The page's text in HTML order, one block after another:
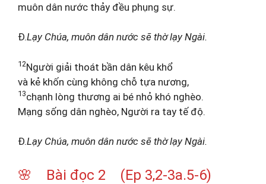
muôn dân nước thảy đều phụng sự.
Đ.Lạy Chúa, muôn dân nước sẽ thờ lạy Ngài.
12Người giải thoát bần dân kêu khổ
và kẻ khốn cùng không chỗ tựa nương,
13chạnh lòng thương ai bé nhỏ khó nghèo.
Mạng sống dân nghèo, Người ra tay tế độ.
Đ.Lạy Chúa, muôn dân nước sẽ thờ lạy Ngài.
🌸 Bài đọc 2 (Ep 3,2-3a.5-6)